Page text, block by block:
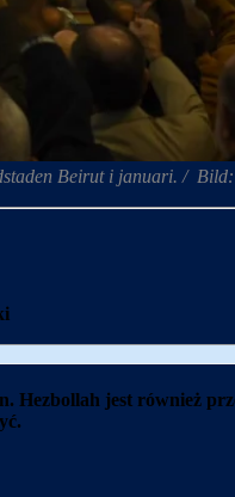
Beirut i januari. /
jest również